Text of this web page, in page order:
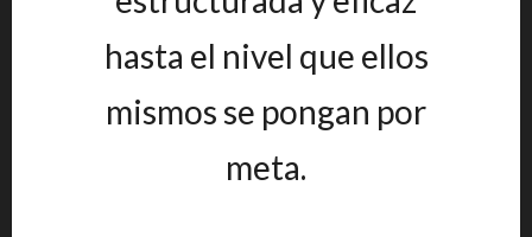
hasta el nivel que ellos
mismos se pongan por
meta.